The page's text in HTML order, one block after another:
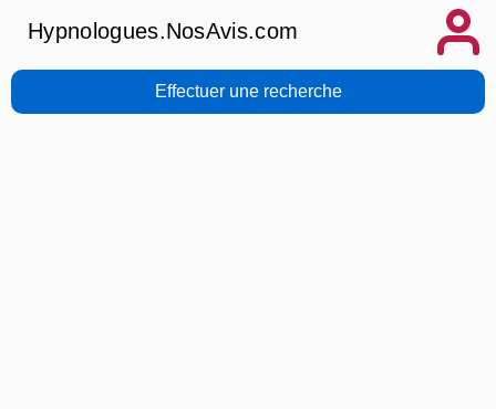
Hypnologues.NosAvis.com
Effectuer une recherche